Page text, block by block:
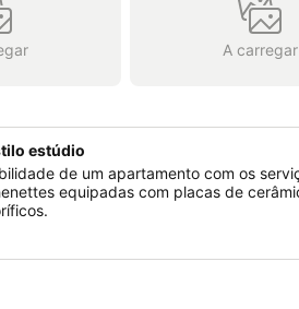
A carregar
estúdio
de um apartamento com os
equipadas com placas de